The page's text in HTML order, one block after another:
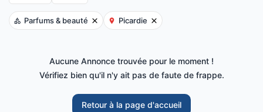
Parfums & beauté Picardie
Aucune Annonce trouvée pour le moment !
Vérifiez bien qu'il n'y ait pas de faute de frappe.
Retour à la page d'accueil